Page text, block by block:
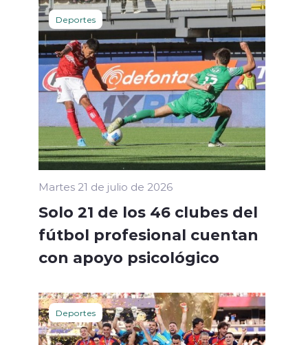
Deportes
Martes 21 de julio de 2026
Solo 21 de los 46 clubes del
fútbol profesional cuentan
con apoyo psicológico
Deportes